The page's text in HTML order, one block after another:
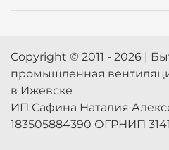
Copyright © 2011 - 2026 |
промышленная
в Ижевске
ИП Сафина Наталия
183505884390 ОГРНИП